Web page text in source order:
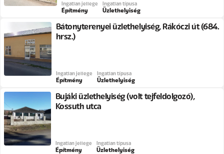
Ingatlan jellege
Építmény
Ingatlan típusa
Üzlethelyiség
Bátonyterenyei üzlethelyiség, Rákóczi út (684.
hrsz.)
Ingatlan jellege
Építmény
Ingatlan típusa
Üzlethelyiség
Bujáki üzlethelyiség (volt tejfeldolgozó),
Kossuth utca
Ingatlan jellege
Építmény
Ingatlan típusa
Üzlethelyiség